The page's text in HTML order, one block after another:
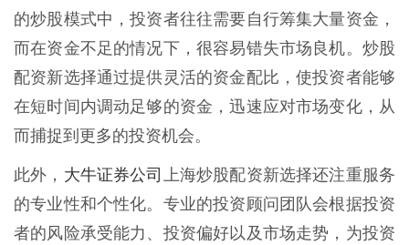
的炒股模式中，投资者往往需要自行筹集大量资金，
而在资金不足的情况下，很容易错失市场良机。炒股
配资新选择通过提供灵活的资金配比，使投资者能够
在短时间内调动足够的资金，迅速应对市场变化，从
而捕捉到更多的投资机会。
此外， 大牛证券公司
上海炒股配资新选择还注重服务
的专业性和个性化。专业的投资顾问团队会根据投资
者的风险承受能力、投资偏好以及市场走势，为投资